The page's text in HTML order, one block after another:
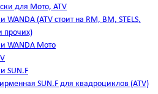
для Мото, ATV
WANDA (АТV стоит на RM, BM, STELS,
прочих)
WANDA Мото
SUN.F
SUN.F для квадроциклов (АТV)